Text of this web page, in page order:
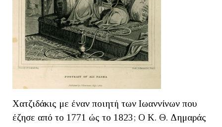
Χατζιδάκις με έναν ποιητή των Ιωαννίνων που
έζησε από το 1771 ώς το 1823; Ο Κ. Θ. Δημαράς